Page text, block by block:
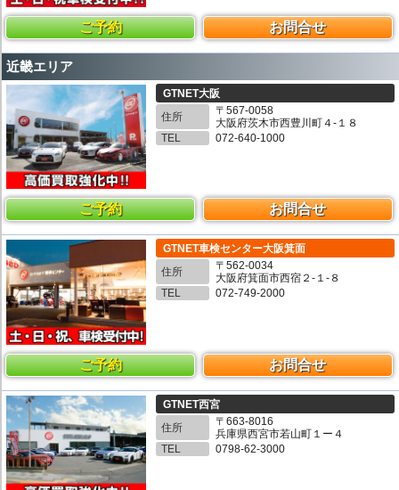
ご予約 お問合せ
近畿エリア
GTNET大阪
住所
〒567-0058
大阪府茨木市西豊川町４-１８
TEL
072-640-1000
ご予約 お問合せ
GTNET車検センター大阪箕面
住所
〒562-0034
大阪府箕面市西宿２-１-８
TEL
072-749-2000
ご予約 お問合せ
GTNET西宮
住所
〒663-8016
兵庫県西宮市若山町１ー４
TEL
0798-62-3000